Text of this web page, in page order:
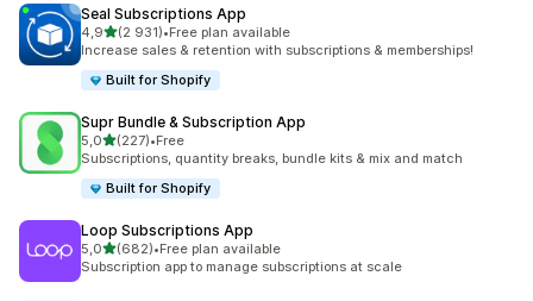
Seal Subscriptions App
4,9na 5 gwiazdek
(2 931)
Łączna liczba recenzji: 2931
•Free plan available
Increase sales & retention with subscriptions & memberships!
Built for Shopify
Supr Bundle & Subscription App
5,0na 5 gwiazdek
(227)
Łączna liczba recenzji: 227
•Free
Subscriptions, quantity breaks, bundle kits & mix and match
Built for Shopify
Loop Subscriptions App
5,0na 5 gwiazdek
(682)
Łączna liczba recenzji: 682
•Free plan available
Subscription app to manage subscriptions at scale